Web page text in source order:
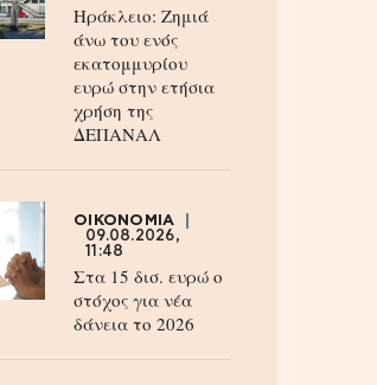
Ηράκλειο: Ζημιά
άνω του ενός
εκατομμυρίου
ευρώ στην ετήσια
χρήση της
ΔΕΠΑΝΑΛ
ΟΙΚΟΝΟΜΙΑ
09.08.2026,
11:48
Στα 15 δισ. ευρώ ο
στόχος για νέα
δάνεια το 2026